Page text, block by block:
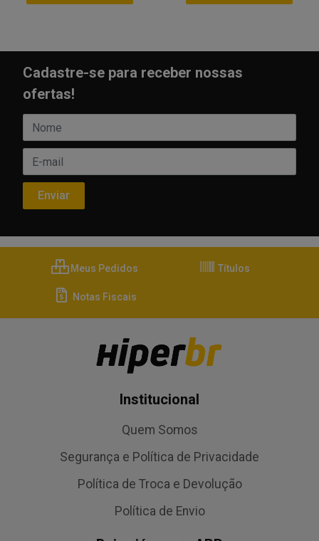
Cadastre-se para receber nossas
ofertas!
Meus Pedidos Títulos
Notas Fiscais
Institucional
Quem Somos
Segurança e Política de Privacidade
Política de Troca e Devolução
Política de Envio